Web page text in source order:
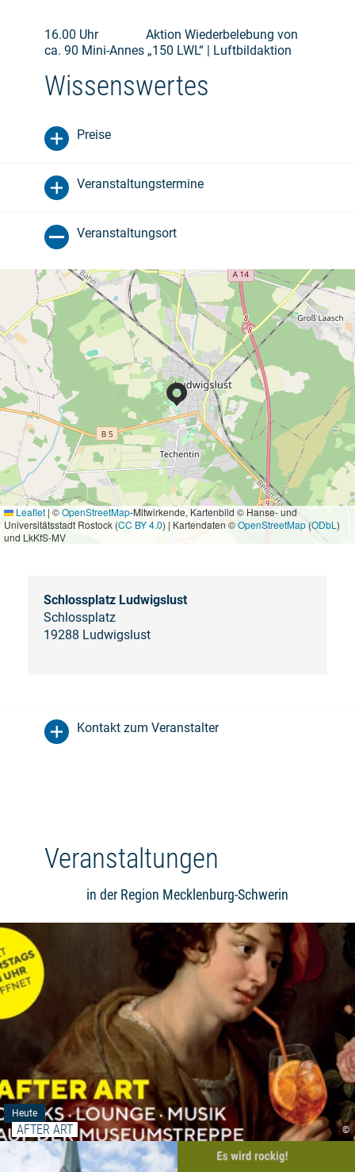
16.00 Uhr Aktion Wiederbelebung von
ca. 90 Mini-Annes „150 LWL“ | Luftbildaktion
Wissenswertes
Preise
Veranstaltungstermine
Veranstaltungsort
Leaflet | ©OpenStreetMap-Mitwirkende, Kartenbild © Hanse- und
Universitätsstadt Rostock (CC BY 4.0) | Kartendaten ©OpenStreetMap(ODbL )
und LkKfS-MV
Schlossplatz Ludwigslust
Schlossplatz
19288 Ludwigslust
Kontakt zum Veranstalter
Veranstaltungen
in der Region Mecklenburg-Schwerin
©
Heute
AFTER ART
Weiterlesen: "Öffentliche